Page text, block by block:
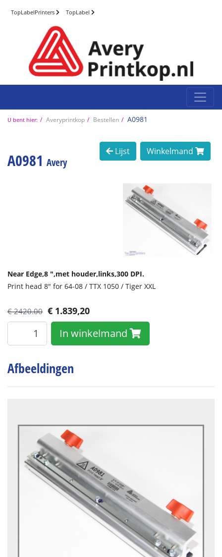
TopLabelPrinters TopLabel
U bent hier: Averyprintkop Bestellen A0981
Lijst Winkelmand
A0981 Avery
Near Edge,8 ",met houder,links,300 DPI.
Print head 8" for 64-08 / TTX 1050 / Tiger XXL
€ 2420.00 € 1.839,20
In winkelmand
Afbeeldingen